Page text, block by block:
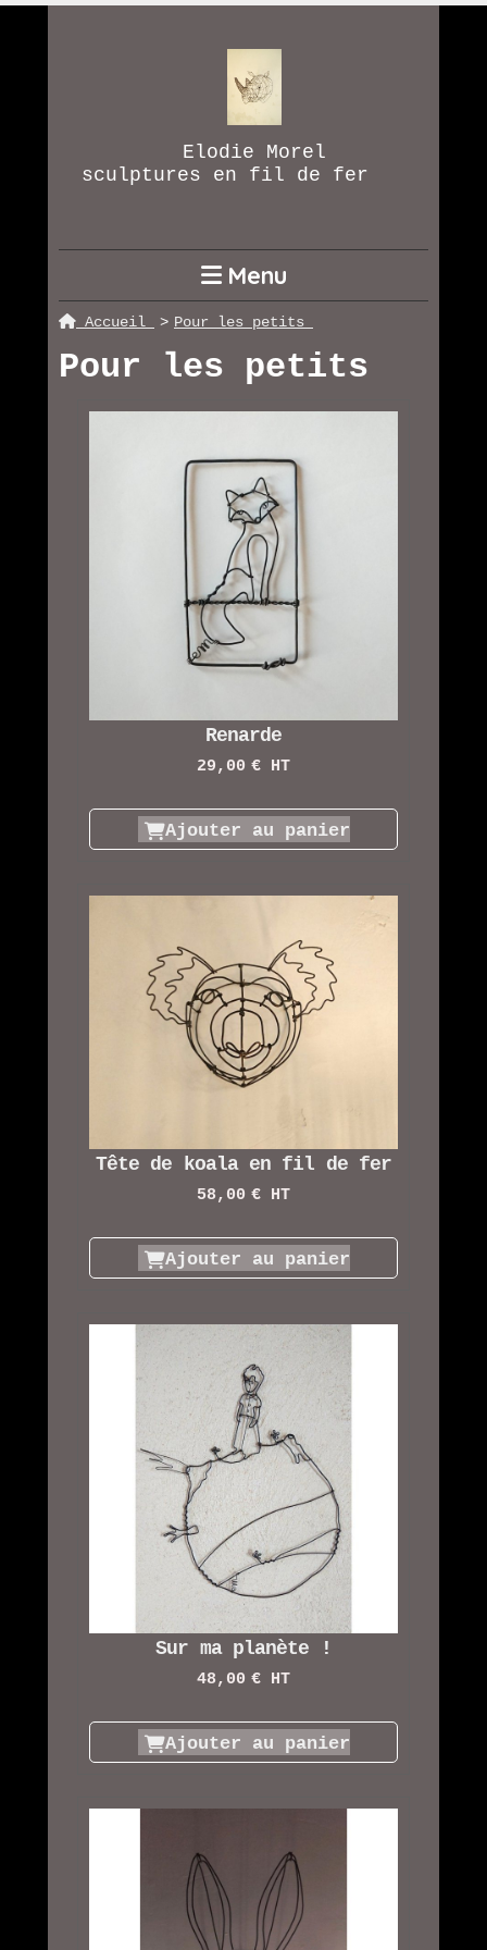
Elodie Morel
sculptures en fil de fer
Menu
Accueil Pour les petits
Pour les petits
Renarde
29,00 € HT
Ajouter au panier
Tête de koala en fil de fer
58,00 € HT
Ajouter au panier
Sur ma planète !
48,00 € HT
Ajouter au panier